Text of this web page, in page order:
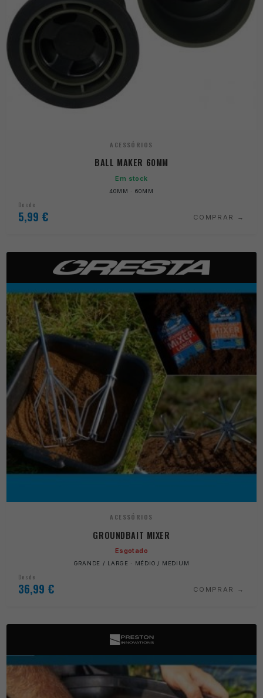
ACESSÓRIOS
BALL MAKER 60MM
Em stock
40MM · 60MM
Desde
5,99 € COMPRAR
ACESSÓRIOS
GROUNDBAIT MIXER
Esgotado
GRANDE / LARGE · MÉDIO / MEDIUM
Desde
36,99 € COMPRAR